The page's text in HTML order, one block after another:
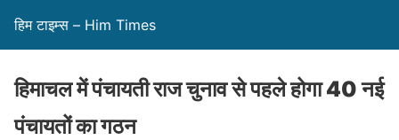
हिम टाइम्स – Him Times
हिमाचल में पंचायती राज चुनाव से पहले होगा 40 नई
पंचायतों का गठन